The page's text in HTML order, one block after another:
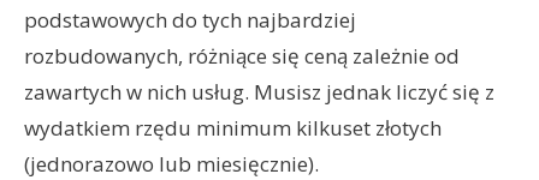
podstawowych do tych najbardziej
rozbudowanych, różniące się ceną zależnie od
zawartych w nich usług. Musisz jednak liczyć się z
wydatkiem rzędu minimum kilkuset złotych
(jednorazowo lub miesięcznie).